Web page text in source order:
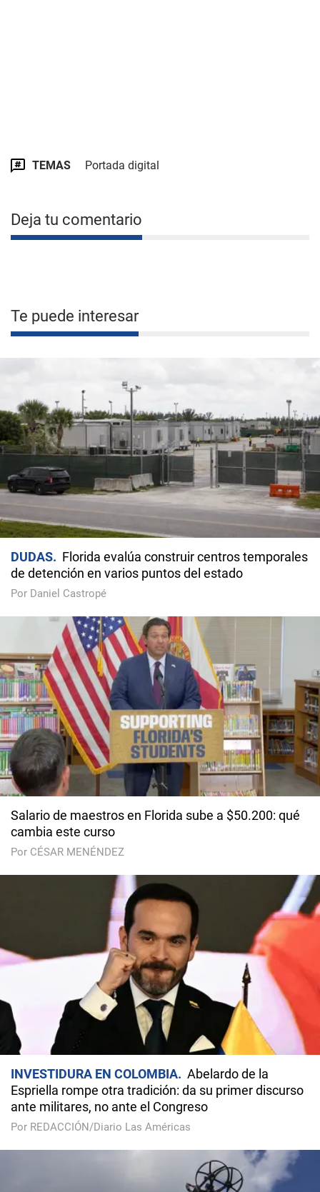
TEMAS Portada digital
Deja tu comentario
Te puede interesar
DUDAS
Florida evalúa construir centros temporales
de detención en varios puntos del estado
Por Daniel Castropé
Salario de maestros en Florida sube a $50.200: qué
cambia este curso
Por CÉSAR MENÉNDEZ
INVESTIDURA EN COLOMBIA
Abelardo de la
Espriella rompe otra tradición: da su primer discurso
ante militares, no ante el Congreso
Por REDACCIÓN/Diario Las Américas